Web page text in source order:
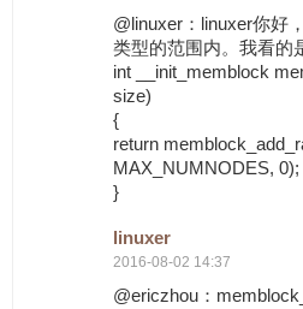
@linuxer：linuxer你好
类型的范围内。我看的
int __init_memblock
size)
{
return
MAX_NUMNODES, 0);
}
linuxer
2016-08-02 14:37
@ericzhou：